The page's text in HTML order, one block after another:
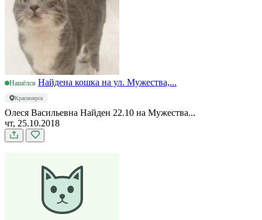
Нашёлся Найдена кошка на ул. Мужества,...
Красноярск
Олеся Васильевна Найден 22.10 на Мужества...
чт, 25.10.2018